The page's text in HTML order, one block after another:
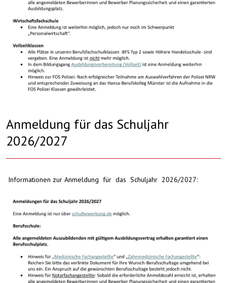
Anmeldung für das Schuljahr
2026/2027
Informationen zur Anmeldung für das Schuljahr 2026/2027: